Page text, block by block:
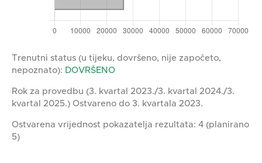
Trenutni status (u tijeku, dovršeno, nije započeto,
nepoznato): DOVRŠENO
Rok za provedbu (3. kvartal 2023./3. kvartal 2024./3.
kvartal 2025.) Ostvareno do 3. kvartala 2023.
Ostvarena vrijednost pokazatelja rezultata: 4 (planirano
5)